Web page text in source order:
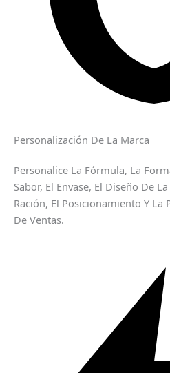
Personalización De La Marca
Personalice La Fórmula, La
Sabor, El Envase, El Diseño De
Ración, El Posicionamiento Y La
De Ventas.